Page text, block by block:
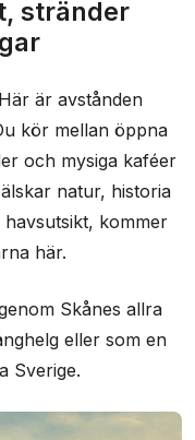
stränder
är avstånden
kör mellan öppna
och mysiga kaféer
natur, historia
kommer
här.
Skånes allra
eller som en
Sverige.